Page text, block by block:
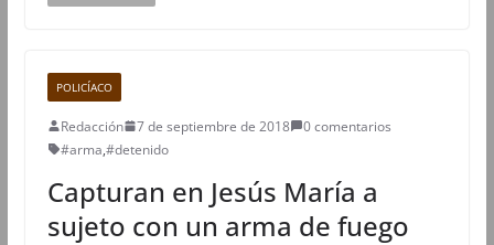
POLICÍACO
Redacción 7 de septiembre de 2018
0 comentarios
#arma,#detenido
Capturan en Jesús María a
sujeto con un arma de fuego